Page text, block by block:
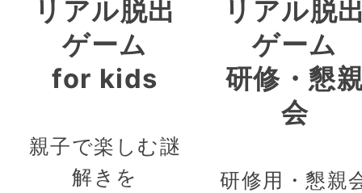
リアル脱出
ゲーム
for kids
親子で楽しむ謎
解きを
リアル脱
ゲーム
研修・懇
会
研修用・懇親